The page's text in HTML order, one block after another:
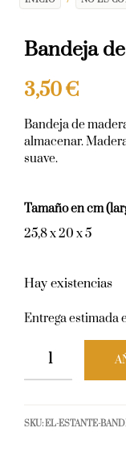
Bandeja
3,50€
Bandeja de
almacenar.
suave.
Tamaño en cm
25,8 x 20 x 5
Hay existencias
Entrega estimada
SKU:EL-ESTANTE-